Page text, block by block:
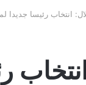
انتخاب رئيسا جديدا